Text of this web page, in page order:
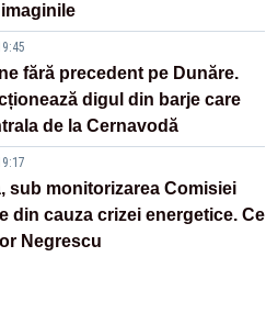
fără precedent pe Dunăre.
digul din barje care
de la Cernavodă
sub monitorizarea Comisiei
din cauza crizei energetice. Ce
Negrescu